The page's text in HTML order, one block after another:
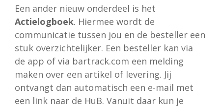
Een ander nieuw onderdeel is het
Actielogboek. Hiermee wordt de
communicatie tussen jou en de besteller een
stuk overzichtelijker. Een besteller kan via
de app of via bartrack.com een melding
maken over een artikel of levering. Jij
ontvangt dan automatisch een e-mail met
een link naar de HuB. Vanuit daar kun je